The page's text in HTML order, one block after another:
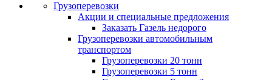
Грузоперевозки
Акции и специальные предложения
Заказать Газель недорого
Грузоперевозки автомобильным
транспортом
Грузоперевозки 20 тонн
Грузоперевозки 5 тонн